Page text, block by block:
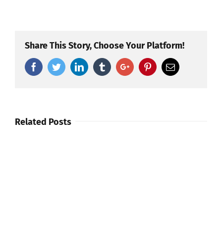
Share This Story, Choose Your Platform!
FacebookTwitterLinkedinTumblrGoogle+PinterestEmail
Related Posts